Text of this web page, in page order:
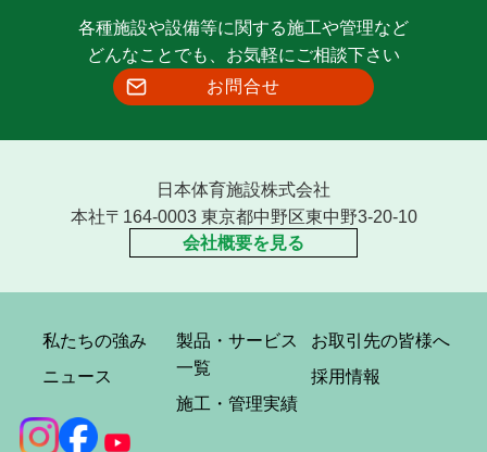
各種施設や設備等に関する施工や管理など
どんなことでも、お気軽にご相談下さい
お問合せ
日本体育施設株式会社
本社〒164-0003 東京都中野区東中野3-20-10
会社概要を見る
私たちの強み
ニュース
製品・サービス
一覧
施工・管理実績
お取引先の皆様へ
採用情報